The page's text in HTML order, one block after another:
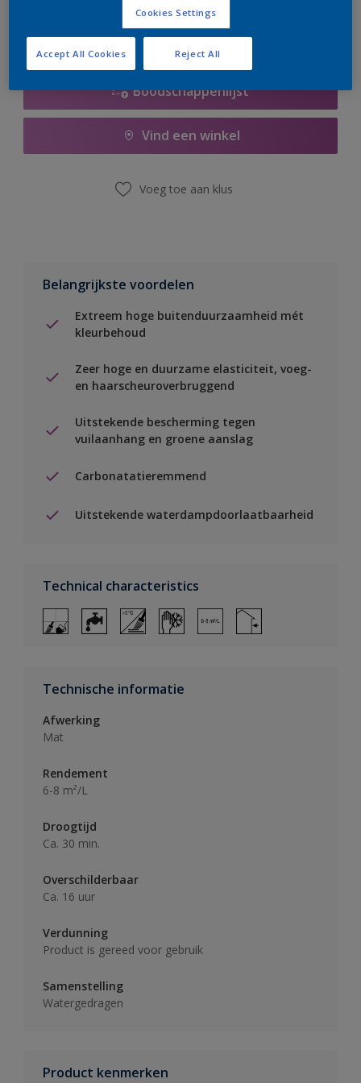
Boodschappenlijst
Vind een winkel
Voeg toe aan klus
Belangrijkste voordelen
Extreem hoge buitenduurzaamheid mét
kleurbehoud
Zeer hoge en duurzame elasticiteit, voeg-
en haarscheuroverbruggend
Uitstekende bescherming tegen
vuilaanhang en groene aanslag
Carbonatatieremmend
Uitstekende waterdampdoorlaatbaarheid
Technical characteristics
Technische informatie
Afwerking
Mat
Rendement
6-8 m²/L
Droogtijd
Ca. 30 min.
Overschilderbaar
Ca. 16 uur
Verdunning
Product is gereed voor gebruik
Samenstelling
Watergedragen
Product kenmerken
Cookies Settings
Reject All
Accept All Cookies